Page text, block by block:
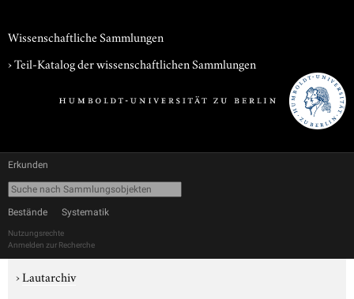
Wissenschaftliche Sammlungen
› Teil-Katalog der wissenschaftlichen Sammlungen
Erkunden
Bestände Systematik
Nutzungsrechte
Anmelden zur Recherche
›Lautarchiv